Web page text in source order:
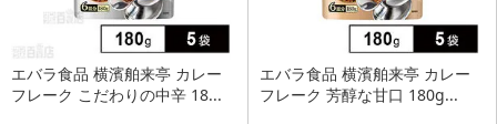
エバラ食品 横濱舶来亭 カレー
フレーク こだわりの中辛 18...
エバラ食品 横濱舶来亭 カレー
フレーク 芳醇な甘口 180g...